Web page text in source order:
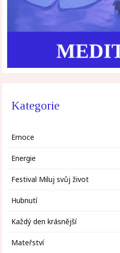
Kategorie
Emoce
Energie
Festival Miluj svůj život
Hubnutí
Každý den krásnější
Mateřství